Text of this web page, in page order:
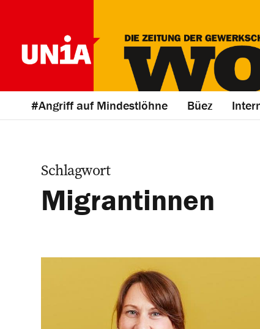
#Angriff auf Mindestlöhne Büez
Schlagwort
Migrantinnen